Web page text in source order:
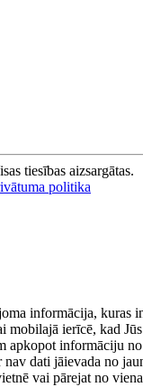
tiesības aizsargātas.
politika
informācija, kuras
mobilajā ierīcē, kad
apkopot informāciju
nav dati jāievada no
vai pārejat no